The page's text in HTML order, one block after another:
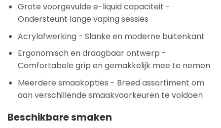
Grote voorgevulde e-liquid capaciteit -
Ondersteunt lange vaping sessies
Acrylafwerking - Slanke en moderne buitenkant
Ergonomisch en draagbaar ontwerp -
Comfortabele grip en gemakkelijk mee te nemen
Meerdere smaakopties - Breed assortiment om
aan verschillende smaakvoorkeuren te voldoen
Beschikbare smaken